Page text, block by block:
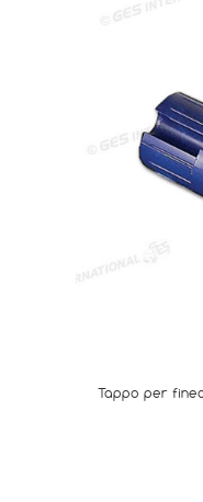
Tappo per